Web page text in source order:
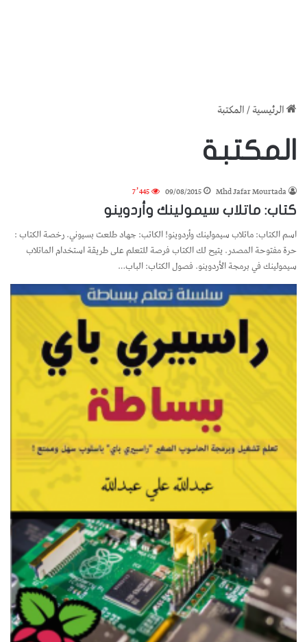
الرئيسية/المكتبة
المكتبة
Mhd Jafar Mourtada
09/08/2015
7٬445
كتاب: ماتلاب سيمولينك وأردوينو
اسم الكتاب: ماتلاب سيمولينك وأردوينو! الكاتب: جهاد طلعت بسيوني. رخصة الكتاب :
حرة مفتوحة المصدر. يتيح لك الكتاب فرصة للتعلم على طريقة استخدام الماتلاب
سيمولينك في برمجة الأردوينو. فصول الكتاب: الباب…